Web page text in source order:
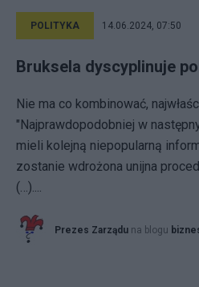
POLITYKA 14.06.2024, 07:50
Bruksela dyscyplinuje
Nie ma co kombinować,
"Najprawdopodobniej w
mieli kolejną niepopularną
zostanie wdrożona unijna
(…)....
Prezes Zarządu na blogu